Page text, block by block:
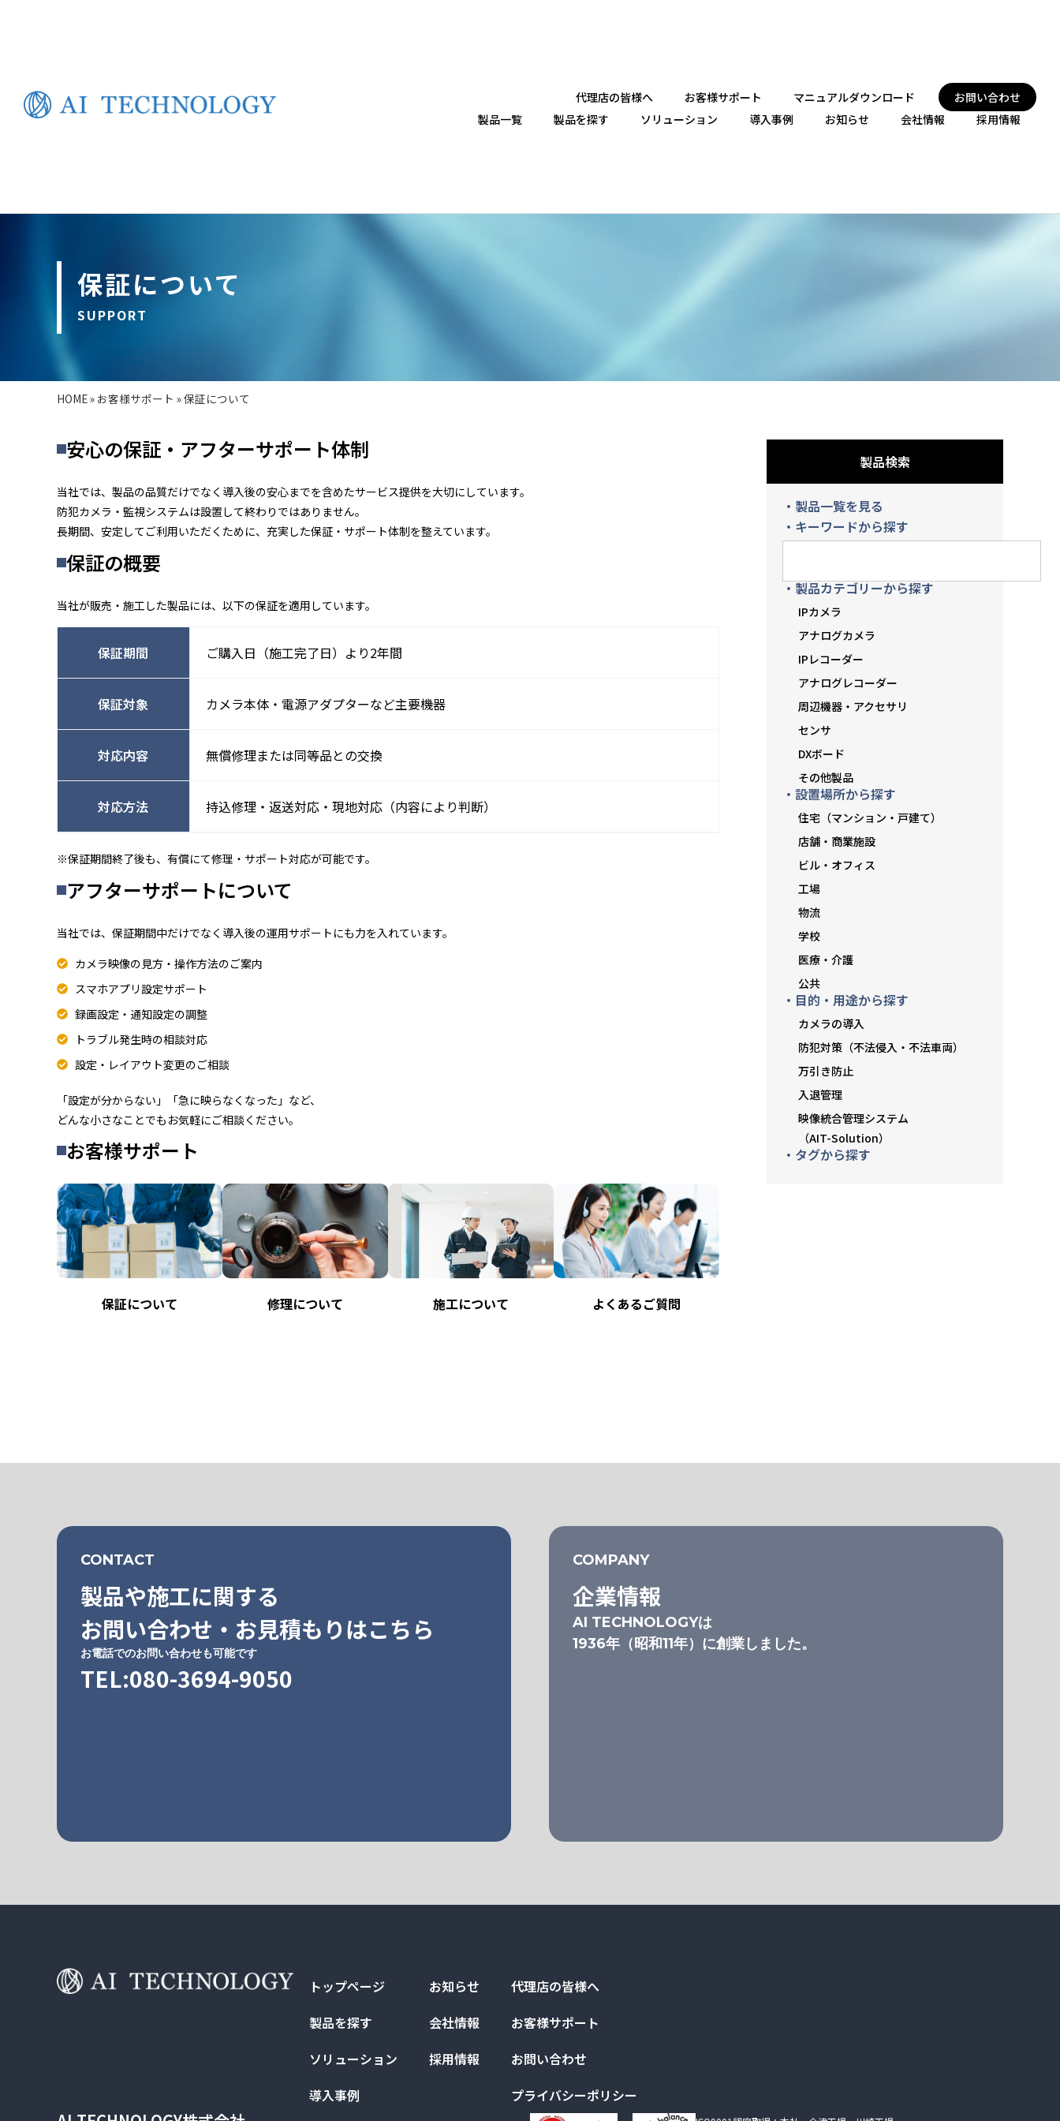
代理店の皆様へ お客様サポート マニュアルダウンロード
お問い合わせ
製品一覧
製品を探す ソリューション 導入事例 お知らせ 会社情報 採用情報
保証について
SUPPORT
HOME» お客様サポート »保証について
安心の保証・アフターサポート体制
当社では、製品の品質だけでなく導入後の安心までを含めたサービス提供を大切にしています。
防犯カメラ・監視システムは設置して終わりではありません。
長期間、安定してご利用いただくために、充実した保証・サポート体制を整えています。
保証の概要
当社が販売・施工した製品には、以下の保証を適用しています。
保証期間 ご購入日（施工完了日）より2年間
保証対象 カメラ本体・電源アダプターなど主要機器
対応内容 無償修理または同等品との交換
対応方法 持込修理・返送対応・現地対応（内容により判断）
※保証期間終了後も、有償にて修理・サポート対応が可能です。
アフターサポートについて
当社では、保証期間中だけでなく導入後の運用サポートにも力を入れています。
カメラ映像の見方・操作方法のご案内
スマホアプリ設定サポート
録画設定・通知設定の調整
トラブル発生時の相談対応
設定・レイアウト変更のご相談
「設定が分からない」「急に映らなくなった」など、
どんな小さなことでもお気軽にご相談ください。
お客様サポート
保証について 修理について 施工について よくあるご質問
製品検索
・製品一覧を見る
・キーワードから探す
・製品カテゴリーから探す
IPカメラ
アナログカメラ
IPレコーダー
アナログレコーダー
周辺機器・アクセサリ
センサ
DXボード
その他製品
・設置場所から探す
住宅（マンション・戸建て）
店舗・商業施設
ビル・オフィス
工場
物流
学校
医療・介護
公共
・目的・用途から探す
カメラの導入
防犯対策（不法侵入・不法車両）
万引き防止
入退管理
映像統合管理システム
（AIT-Solution）
・タグから探す
CONTACT
製品や施工に関する
お問い合わせ・お見積もりはこちら
お電話でのお問い合わせも可能です
TEL:080-3694-9050
COMPANY
企業情報
AI TECHNOLOGYは
1936年（昭和11年）に創業しました。
トップページ
製品を探す
ソリューション
導入事例
お知らせ
会社情報
採用情報
代理店の皆様へ
お客様サポート
お問い合わせ
プライバシーポリシー